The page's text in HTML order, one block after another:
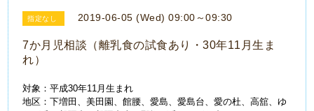
指定なし 2019-06-05 (Wed) 09:00～09:30
7か月児相談（離乳食の試食あり・30年11月生ま
れ）
対象：平成30年11月生まれ
地区：下増田、美田園、館腰、愛島、愛島台、愛の杜、高舘、ゆ